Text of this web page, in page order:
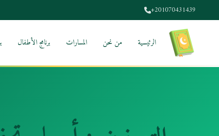
+201070431439
الرئيسية من نحن المسارات برنامج الأطفال